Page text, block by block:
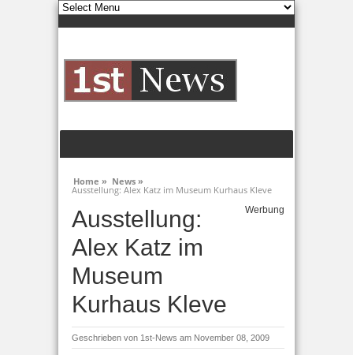
Home » News »
Ausstellung: Alex Katz im Museum Kurhaus Kleve
Ausstellung:
Alex Katz im
Museum
Kurhaus Kleve
Werbung
Geschrieben von 1st-News am November 08, 2009